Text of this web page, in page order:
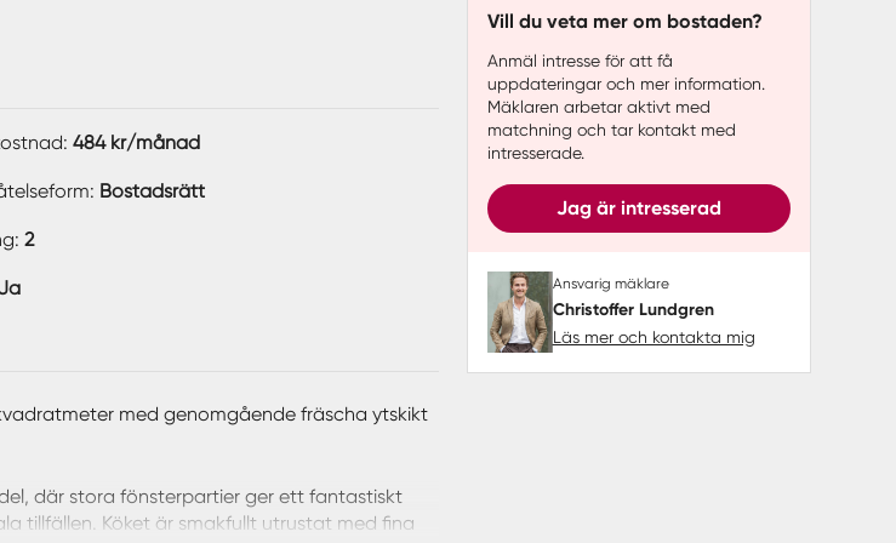
Vill du veta mer om bostaden?
Anmäl intresse för att få
uppdateringar och mer information.
Mäklaren arbetar aktivt med
matchning och tar kontakt med
intresserade.
Jag är intresserad
Ansvarig mäklare
Christoffer Lundgren
Läs mer och kontakta mig
484 kr/månad
Bostadsrätt
2
med genomgående fräscha ytskikt
där stora fönsterpartier ger ett fantastiskt
tillfällen. Köket är smakfullt utrustat med fina